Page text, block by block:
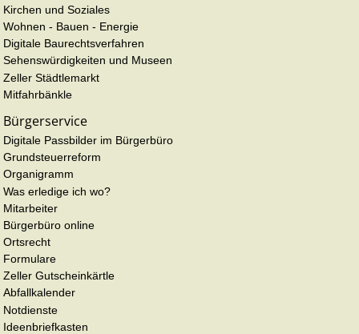
Kirchen und Soziales
Wohnen - Bauen - Energie
Digitale Baurechtsverfahren
Sehenswürdigkeiten und Museen
Zeller Städtlemarkt
Mitfahrbänkle
Bürgerservice
Digitale Passbilder im Bürgerbüro
Grundsteuerreform
Organigramm
Was erledige ich wo?
Mitarbeiter
Bürgerbüro online
Ortsrecht
Formulare
Zeller Gutscheinkärtle
Abfallkalender
Notdienste
Ideenbriefkasten